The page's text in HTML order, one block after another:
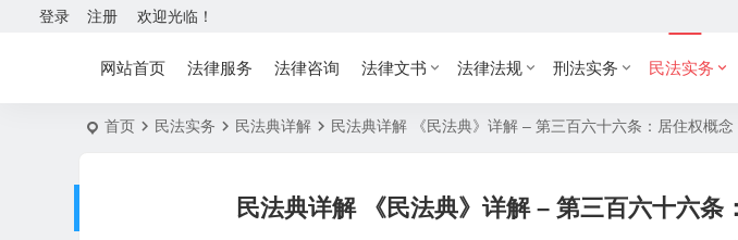
欢迎光临！
登录 注册
网站首页 法律服务 法律咨询 法律文书 法律法规 刑法实务 民法实务
首页 民法实务 民法典详解 民法典详解 《民法典》详解 – 第三百六十六条：居住权概念
民法典详解 《民法典》详解 – 第三百六十六条